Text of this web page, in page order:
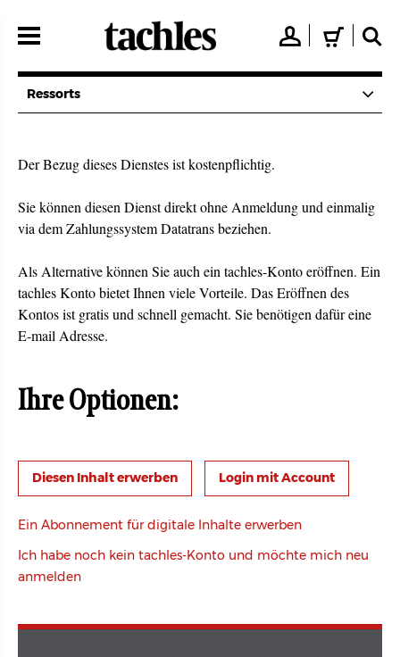
zum
👤 🛒 🔍
Ressorts
Der Bezug dieses Dienstes ist kostenpflichtig.
Sie können diesen Dienst direkt ohne Anmeldung und einmalig
via dem Zahlungssystem Datatrans beziehen.
Als Alternative können Sie auch ein tachles-Konto eröffnen. Ein
tachles Konto bietet Ihnen viele Vorteile. Das Eröffnen des
Kontos ist gratis und schnell gemacht. Sie benötigen dafür eine
E-mail Adresse.
Ihre Optionen:
Login mit Account
Ein Abonnement für digitale Inhalte erwerben
Ich habe noch kein tachles-Konto und möchte mich neu
anmelden